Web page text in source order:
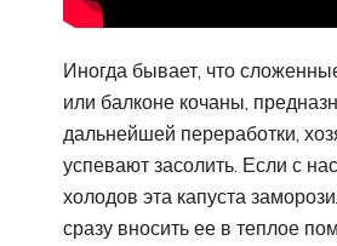
Иногда бывает, что
или балконе кочаны,
дальнейшей переработки,
успевают засолить. Если с
холодов эта капуста
сразу вносить ее в теплое